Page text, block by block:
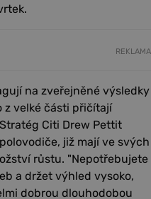
REKLAMA
na zveřejněné výsledky
z velké části přičítají
Citi Drew Pettit
již mají ve svých
růstu. "Nepotřebujete
a držet výhled vysoko,
dobrou dlouhodobou